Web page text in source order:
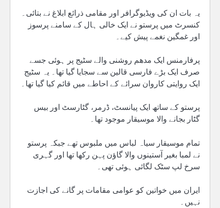
یہ بات ان کی ویڈیوگرافر اور مقامی ذرائع ابلاغ نے بتائی۔
کنسرٹ میں پرستو نے ایک خالی ہال کے سامنے پرسوز
اور غمگین نغمے پیش کیے۔
پرفارمنس ایک مدھم روشنی والے سٹیج پر ہوئی جسے
صرف ایک بڑے فارسی قالین سے سجایا گیا تھا۔ یہ سٹیج
ایک روایتی کاروان سرائے کے احاطے میں قائم کیا گیا تھا۔
پرستو کے ساتھ ایک پیانسٹ، ڈرمر، گٹارسٹ اور بیس
گٹار بجانے والا موسیقار موجود تھا۔
تمام موسیقار سیاہ لباس میں ملبوس تھے جبکہ پرستو
نے لمبا بغیر آستینوں والا گاؤن پہن رکھا تھا اور گہری
سرخ لپ سٹک لگائی ہوئی تھی۔
ایران میں خواتین کو عوامی مقامات پر گانے کی اجازت
نہیں۔